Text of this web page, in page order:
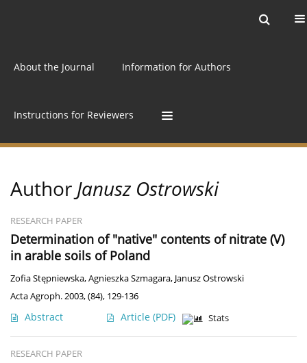
About the Journal Information for Authors
Instructions for Reviewers
Author Janusz Ostrowski
RESEARCH PAPER
Determination of "native" contents of nitrate (V)
in arable soils of Poland
Zofia Stępniewska,Agnieszka Szmagara, Janusz Ostrowski
Acta Agroph. 2003, (84), 129-136
Abstract Article (PDF) Stats
RESEARCH PAPER